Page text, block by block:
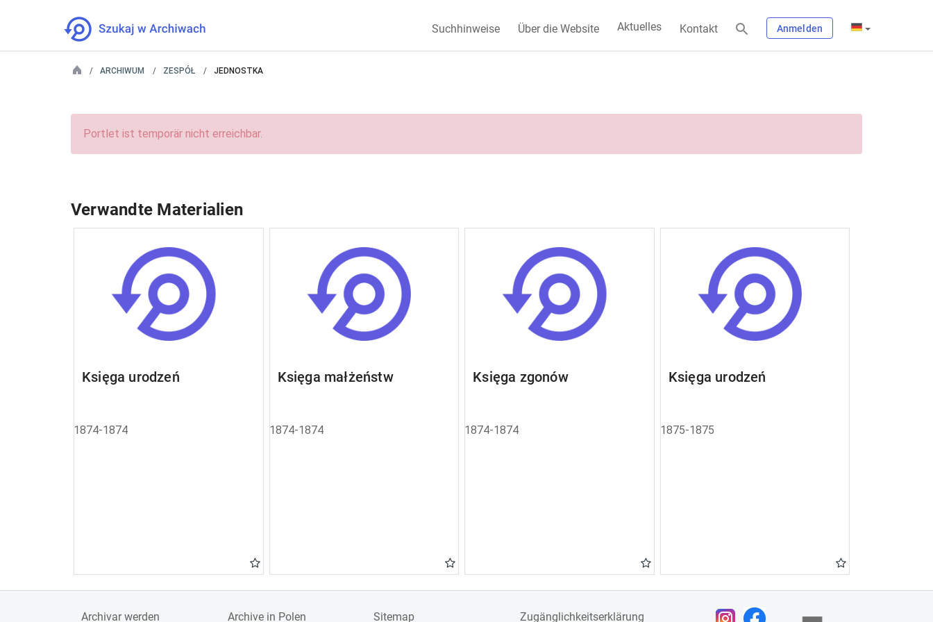
Suchhinweise Über die Website Aktuelles Kontakt Anmelden
ARCHIWUM ZESPÓŁ JEDNOSTKA
Portlet ist temporär nicht erreichbar.
Verwandte Materialien
Księga urodzeń
1874-1874
Księga małżeństw
1874-1874
Księga zgonów
1874-1874
Księga urodzeń
1875-1875
Archivar werden Archive in Polen Sitemap Zugänglichkeitserklärung